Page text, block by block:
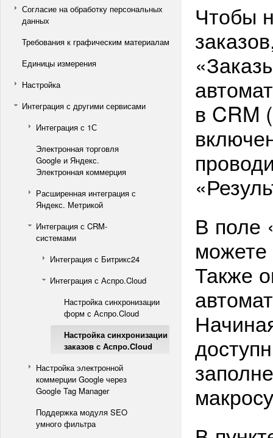
Согласие на обработку персональных
данных
Требования к графическим материалам
Единицы измерения
Настройка
Интеграция с другими сервисами
Интеграция с 1С
Электронная торговля
Google и Яндекс.
Электронная коммерция
Расширенная интеграция с
Яндекс. Метрикой
Интеграция с CRM-
системами
Интеграция с Битрикс24
Интеграция с Аспро.Cloud
Настройка синхронизации
форм с Аспро.Cloud
Настройка синхронизации
заказов с Аспро.Cloud
Настройка электронной
коммерции Google через
Google Tag Manager
Поддержка модуля SEO
умного фильтра
Чтобы
в CRM
В поле
можете
Также